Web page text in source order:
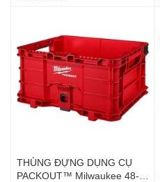
THÙNG ĐỰNG DỤNG CỤ
PACKOUT™ Milwaukee 48-